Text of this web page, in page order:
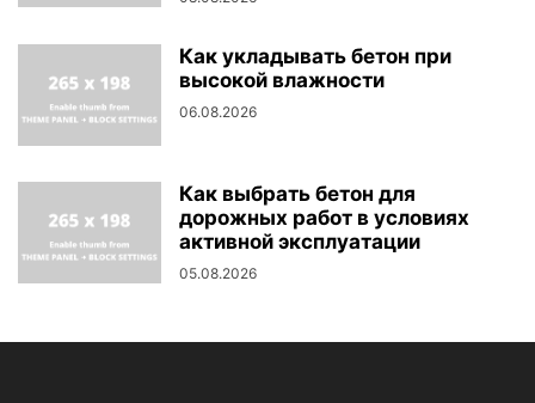
Как укладывать бетон при
высокой влажности
06.08.2026
Как выбрать бетон для
дорожных работ в условиях
активной эксплуатации
05.08.2026